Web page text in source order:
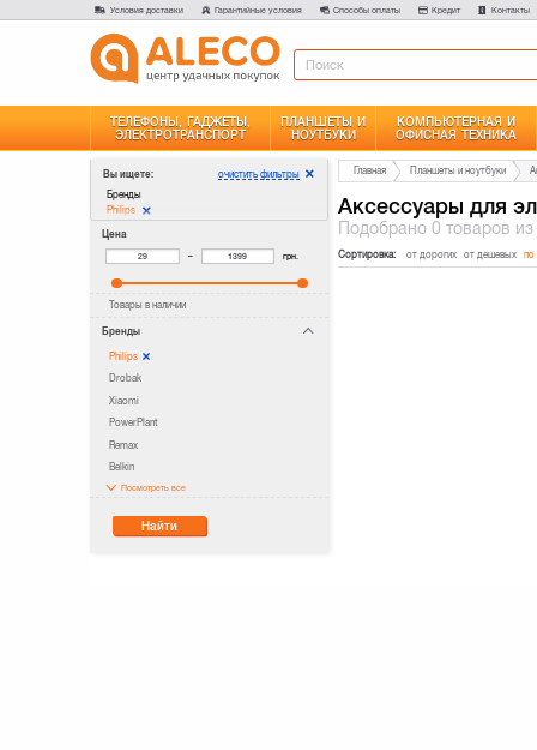
Условия доставки Гарантийные условия Способы оплаты Кредит Контакты
ТЕЛЕФОНЫ, ГАДЖЕТЫ,
ЭЛЕКТРОТРАНСПОРТ
ПЛАНШЕТЫ И
НОУТБУКИ
КОМПЬЮТЕРНАЯ И
ОФИСНАЯ ТЕХНИКА
Вы ищете:
Бренды
Philips
очистить фильтры
Цена
– грн.
Товары в наличии
Бренды
Philips
Drobak
Xiaomi
PowerPlant
Remax
Belkin
Посмотреть все
Найти
Главная Планшеты и ноутбуки
Аксессуары для
Подобрано0 товаров
Сортировка: от дорогих от дешевых по